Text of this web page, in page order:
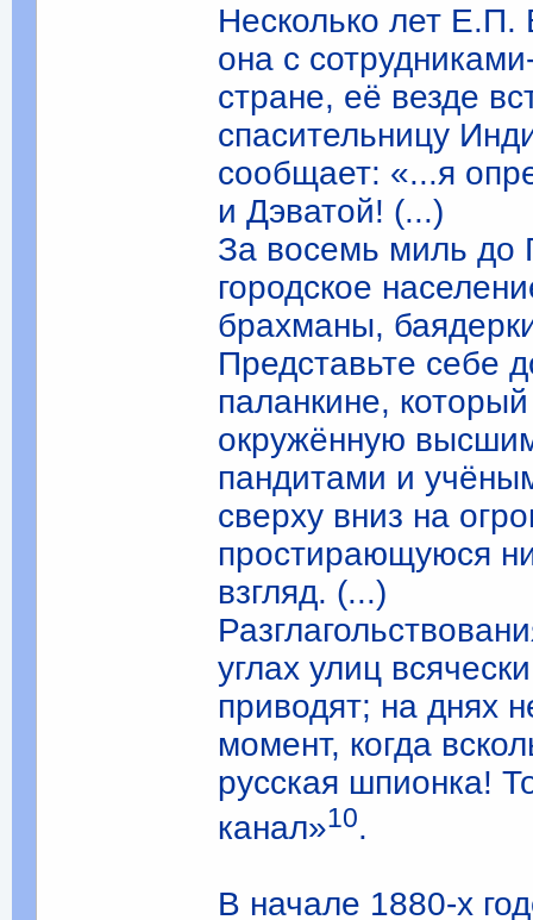
Несколько лет Е.П.
она с
стране, её везде
спасительницу
сообщает: «...я
и Дэватой! (...)
За восемь миль до
городское
брахманы,
Представьте себе
паланкине,
окружённую
пандитами и
сверху вниз на
простирающуюся
взгляд. (...)
углах улиц
приводят; на днях
момент, когда
русская шпионка!
канал»10.
В начале 1880-х